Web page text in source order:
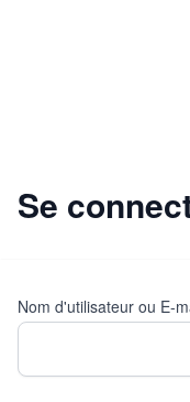
Se
Nom d'utilisateur ou E-